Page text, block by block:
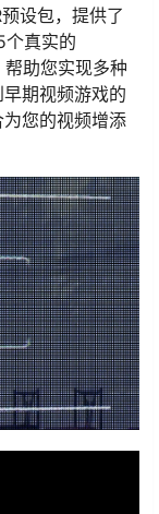
设包，提供了
个真实的
助您实现多种
期视频游戏的
您的视频增添